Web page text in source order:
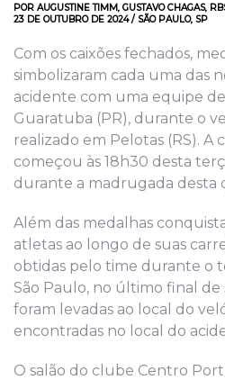
POR AUGUSTINE TIMM, GUSTAVO CHAGAS,
23 DE OUTUBRO DE 2024 / SÃO PAULO, SP
Com os caixões fechados,
simbolizaram cada uma das
acidente com uma equipe
Guaratuba (PR), durante o
realizado em Pelotas (RS). A
começou às 18h30 desta
durante a madrugada desta
Além das medalhas
atletas ao longo de suas
obtidas pelo time durante o
São Paulo, no último final de
foram levadas ao local do
encontradas no local do
O salão do clube Centro